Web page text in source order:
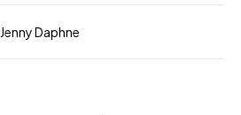
Jenny Daphne